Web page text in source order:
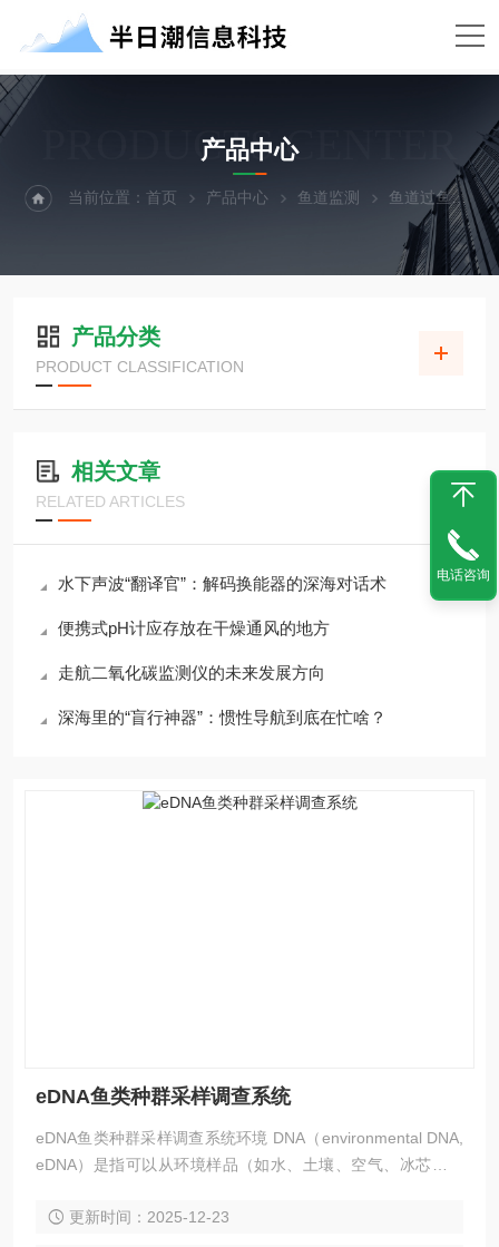
PRODUCTS CENTER
产品中心
当前位置：首页 产品中心 鱼道监测 鱼道过鱼观测
产品分类
PRODUCT CLASSIFICATION
相关文章
RELATED ARTICLES
水下声波“翻译官”：解码换能器的深海对话术
便携式pH计应存放在干燥通风的地方
走航二氧化碳监测仪的未来发展方向
深海里的“盲行神器”：惯性导航到底在忙啥？
eDNA鱼类种群采样调查系统
eDNA鱼类种群采样调查系统环境 DNA（environmental DNA,
eDNA）是指可以从环境样品（如水、土壤、空气、冰芯等）
一种生物调查方法技术。
更新时间：2025-12-23
电话咨询